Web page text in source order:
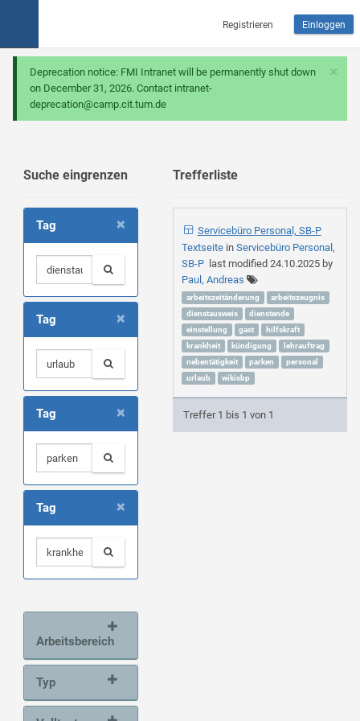
Registrieren Einloggen
×
Deprecation notice: FMI Intranet will be permanently shut down
on December 31, 2026. Contact intranet-
deprecation@camp.cit.tum.de
Suche eingrenzen
×
Tag
×
Tag
×
Tag
×
Tag
Arbeitsbereich
Typ
Trefferliste
Servicebüro Personal, SB-P
Textseite in Servicebüro Personal,
SB-Plast modified 24.10.2025by
Paul, Andreas
arbeitszeitänderung
arbeitszeugnis
dienstausweis
dienstende
einstellung
gast
hilfskraft
krankheit
kündigung
lehrauftrag
nebentätigkeit
parken
personal
urlaub
wikisbp
Treffer 1 bis 1 von 1